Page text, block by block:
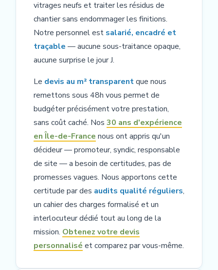
vitrages neufs et traiter les résidus de
chantier sans endommager les finitions.
Notre personnel est salarié, encadré et
traçable — aucune sous-traitance opaque,
aucune surprise le jour J.
Le devis au m² transparentque nous
remettons sous 48h vous permet de
budgéter précisément votre prestation,
sans coût caché. Nos 30 ans d'expérience
en Île-de-France nous ont appris qu'un
décideur — promoteur, syndic, responsable
de site — a besoin de certitudes, pas de
promesses vagues. Nous apportons cette
certitude par des audits qualité réguliers,
un cahier des charges formalisé et un
interlocuteur dédié tout au long de la
mission. Obtenez votre devis
personnalisé et comparez par vous-même.